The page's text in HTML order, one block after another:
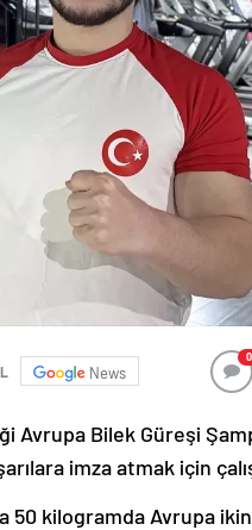
News
0
Avrupa Bilek Güreşi
imza atmak için
50 kilogramda Avrupa